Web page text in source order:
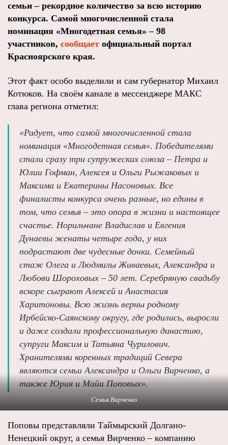
семьи – рекордное количество за всю историю
конкурса. Самой многочисленной стала
номинация «Многодетная семья» – 98
участников, сообщает официальный портал
Красноярского края.
Этот факт особо выделили и сам губернатор Михаил
Котюков. На своём канале в мессенджере МАКС
глава региона отметил:
«Радует, что самой многочисленной стала
номинация «Многодетная семья». Победителями
стали сразу три супружеских союза – Петра и
Юлии Гофман, Алексея и Ольги Рыжаковых и
Максима и Екатерины Насоновых. Все
финалисты конкурса очень разные, но едины в
том, что семья – это опора в жизни и настоящее
счастье. Норильчане Владислав и Евгения
Дунаевы женаты четыре года, у них
подрастают две чудесные дочки. Семейный
стаж Олега и Людмилы Живаевых, Александра и
Любови Шороховых – 50 лет. Серебряную свадьбу
вскоре сыграют Алексей и Анастасия
Харитоновы. Всю жизнь верны родному
Ирбейско-Саянскому округу, где родились, выросли
и даже создали профессиональную династию,
супруги Максим и Татьяна Чурилович.
Хранителями коренных традиций Севера
являются семьи Александра и Ольги Вирченко, а
также Юрия и Майи Поповых».
Семья Вирченко
Поповы представляли Таймырский Долгано-
Ненецкий округ, а семья Вирченко – компанию